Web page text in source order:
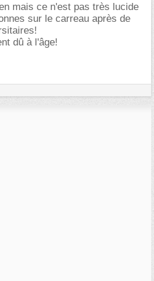
mais ce n'est pas très lucide
sur le carreau après de
dû à l'âge!